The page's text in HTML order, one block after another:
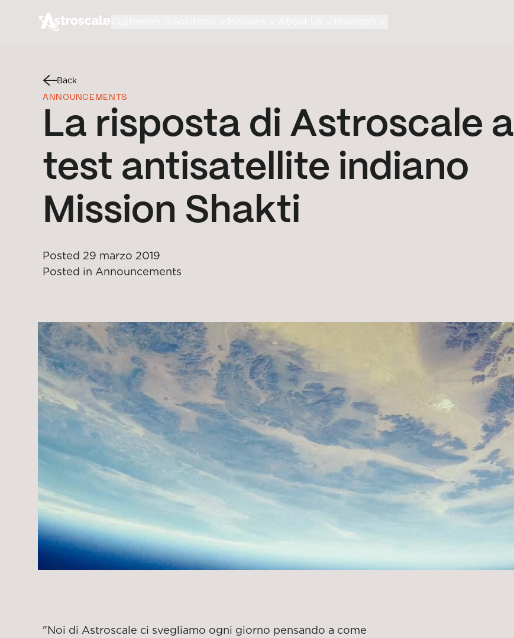
Back
ANNOUNCEMENTS
La risposta di Astroscale al
test antisatellite indiano
Mission Shakti
Posted 29 marzo 2019
Posted in Announcements
"Noi di Astroscale ci svegliamo ogni giorno pensando a come